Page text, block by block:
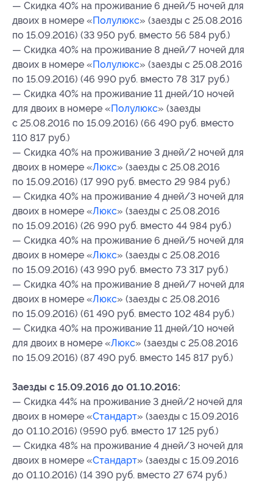
— Скидка 40% на проживание 6 дней/5 ночей для
двоих в номере «Полулюкс» (заезды с 25.08.2016
по 15.09.2016) (33 950 руб. вместо 56 584 руб.)
— Скидка 40% на проживание 8 дней/7 ночей для
двоих в номере «Полулюкс» (заезды с 25.08.2016
по 15.09.2016) (46 990 руб. вместо 78 317 руб.)
— Скидка 40% на проживание 11 дней/10 ночей
для двоих в номере «Полулюкс» (заезды
с 25.08.2016 по 15.09.2016) (66 490 руб. вместо
110 817 руб.)
— Скидка 40% на проживание 3 дней/2 ночей для
двоих в номере «Люкс» (заезды с 25.08.2016
по 15.09.2016) (17 990 руб. вместо 29 984 руб.)
— Скидка 40% на проживание 4 дней/3 ночей для
двоих в номере «Люкс» (заезды с 25.08.2016
по 15.09.2016) (26 990 руб. вместо 44 984 руб.)
— Скидка 40% на проживание 6 дней/5 ночей для
двоих в номере «Люкс» (заезды с 25.08.2016
по 15.09.2016) (43 990 руб. вместо 73 317 руб.)
— Скидка 40% на проживание 8 дней/7 ночей для
двоих в номере «Люкс» (заезды с 25.08.2016
по 15.09.2016) (61 490 руб. вместо 102 484 руб.)
— Скидка 40% на проживание 11 дней/10 ночей
для двоих в номере «Люкс» (заезды с 25.08.2016
по 15.09.2016) (87 490 руб. вместо 145 817 руб.)
Заезды с 15.09.2016 до 01.10.2016:
— Скидка 44% на проживание 3 дней/2 ночей для
двоих в номере «Стандарт» (заезды с 15.09.2016
до 01.10.2016) (9590 руб. вместо 17 125 руб.)
— Скидка 48% на проживание 4 дней/3 ночей для
двоих в номере «Стандарт» (заезды с 15.09.2016
до 01.10.2016) (14 390 руб. вместо 27 674 руб.)